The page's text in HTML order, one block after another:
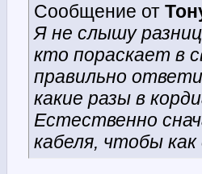
Сообщение от
Я не слышу
кто пораскает в
правильно
какие разы в
Естественно
кабеля, чтобы